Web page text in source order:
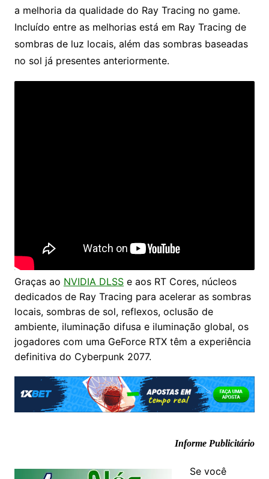
a melhoria da qualidade do Ray Tracing no game.
Incluído entre as melhorias está em Ray Tracing de
sombras de luz locais, além das sombras baseadas
no sol já presentes anteriormente.
Graças ao NVIDIA DLSSe aos RT Cores, núcleos
dedicados de Ray Tracing para acelerar as sombras
locais, sombras de sol, reflexos, oclusão de
ambiente, iluminação difusa e iluminação global, os
jogadores com uma GeForce RTX têm a experiência
definitiva do Cyberpunk 2077.
Informe Publicitário
Se você